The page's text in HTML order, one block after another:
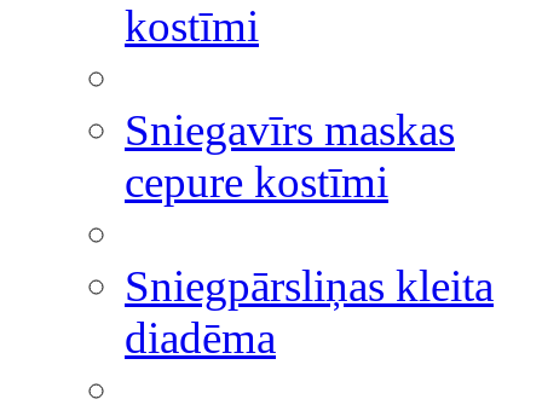
kostīmi
Sniegavīrs maskas
cepure kostīmi
Sniegpārsliņas kleita
diadēma